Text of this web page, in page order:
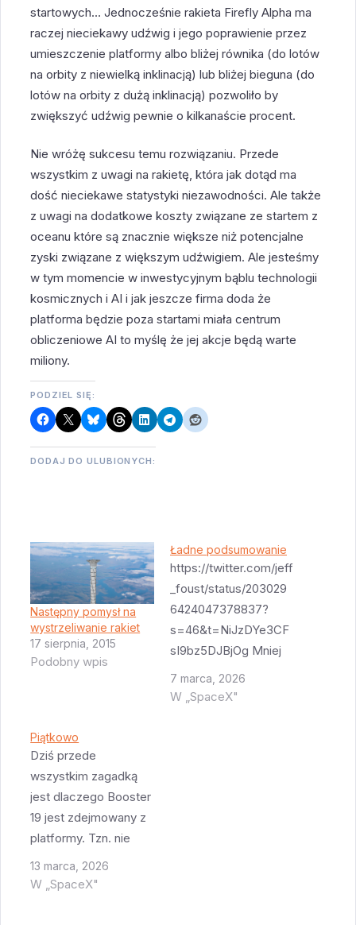
startowych… Jednocześnie rakieta Firefly Alpha ma
raczej nieciekawy udźwig i jego poprawienie przez
umieszczenie platformy albo bliżej równika (do lotów
na orbity z niewielką inklinacją) lub bliżej bieguna (do
lotów na orbity z dużą inklinacją) pozwoliło by
zwiększyć udźwig pewnie o kilkanaście procent.
Nie wróżę sukcesu temu rozwiązaniu. Przede
wszystkim z uwagi na rakietę, która jak dotąd ma
dość nieciekawe statystyki niezawodności. Ale także
z uwagi na dodatkowe koszty związane ze startem z
oceanu które są znacznie większe niż potencjalne
zyski związane z większym udźwigiem. Ale jesteśmy
w tym momencie w inwestycyjnym bąblu technologii
kosmicznych i AI i jak jeszcze firma doda że
platforma będzie poza startami miała centrum
obliczeniowe AI to myślę że jej akcje będą warte
miliony.
PODZIEL SIĘ:
DODAJ DO ULUBIONYCH:
Następny pomysł na
wystrzeliwanie rakiet
17 sierpnia, 2015
Podobny wpis
Ładne podsumowanie
https://twitter.com/jeff
_foust/status/203029
6424047378837?
s=46&t=NiJzDYe3CF
sI9bz5DJBjOg Mniej
więcej sześć tygodni
temu Elon Musk
7 marca, 2026
W „SpaceX"
Piątkowo
Dziś przede
wszystkim zagadką
jest dlaczego Booster
19 jest zdejmowany z
platformy. Tzn. nie
wiem do końca czy
zagadką czy nie.
13 marca, 2026
W „SpaceX"